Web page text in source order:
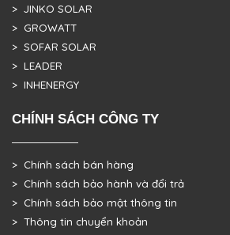
> JINKO SOLAR
> GROWATT
> SOFAR SOLAR
> LEADER
> INHENERGY
CHÍNH SÁCH CÔNG TY
> Chính sách bán hàng
> Chính sách bảo hành và đổi trả
> Chính sách bảo mật thông tin
> Thông tin chuyển khoản